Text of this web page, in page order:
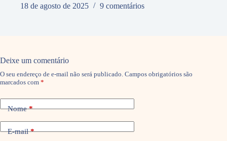
18 de agosto de 2025
9 comentários
Deixe um comentário
O seu endereço de e-mail não será publicado. Campos obrigatórios são
marcados com *
Nome*
E-mail*